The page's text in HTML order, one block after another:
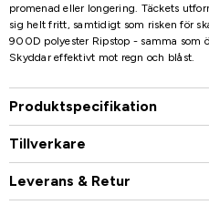
promenad eller longering. Täckets
sig helt fritt, samtidigt som risken för
900D polyester Ripstop - samma som
Skyddar effektivt mot regn och blåst.
Produktspecifikation
Tillverkare
Leverans & Retur